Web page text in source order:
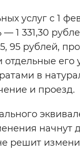
услуг с 1
1 331,30
рублей,
его
в
и проезд.
начнут
решит